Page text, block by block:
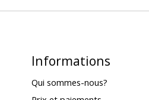
Informations
Qui sommes-nous?